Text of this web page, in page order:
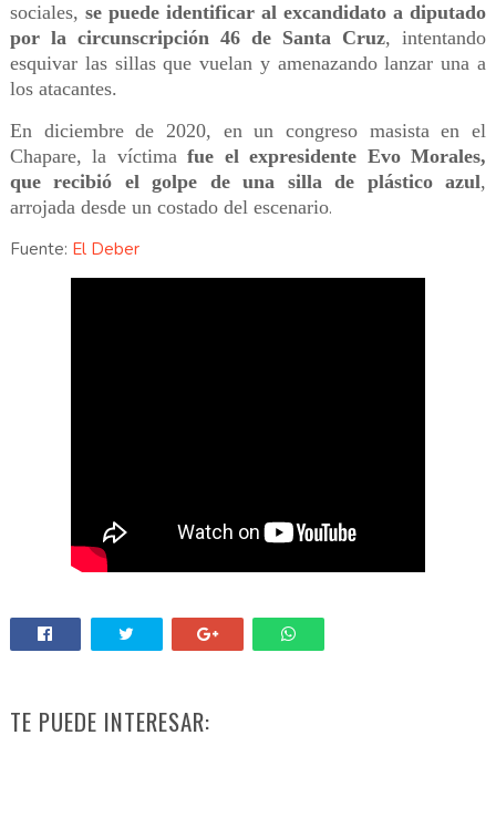
sociales, se puede identificar al excandidato a diputado
por la circunscripción 46 de Santa Cruz, intentando
esquivar las sillas que vuelan y amenazando lanzar una a
los atacantes.
En diciembre de 2020, en un congreso masista en el
Chapare, la víctimafue el expresidente Evo Morales,
que recibió el golpe de una silla de plástico azul,
arrojada desde un costado del escenario.
Fuente: El Deber
TE PUEDE INTERESAR: